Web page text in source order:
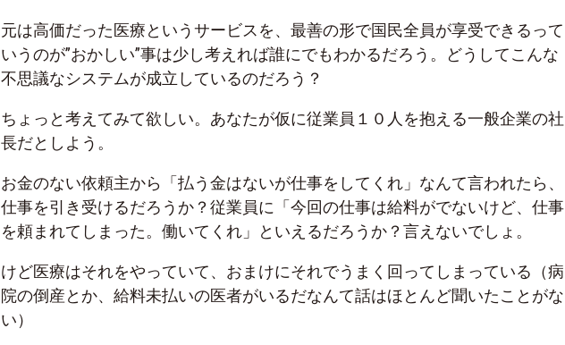
元は高価だった医療というサービスを、最善の形で国民全員が享受できるって
いうのが”おかしい”事は少し考えれば誰にでもわかるだろう。どうしてこんな
不思議なシステムが成立しているのだろう？
ちょっと考えてみて欲しい。あなたが仮に従業員１０人を抱える一般企業の社
長だとしよう。
お金のない依頼主から「払う金はないが仕事をしてくれ」なんて言われたら、
仕事を引き受けるだろうか？ 従業員に「今回の仕事は給料がでないけど、仕事
を頼まれてしまった。働いてくれ」といえるだろうか？言えないでしょ。
けど医療はそれをやっていて、おまけにそれでうまく回ってしまっている（病
院の倒産とか、給料未払いの医者がいるだなんて話はほとんど聞いたことがな
い）